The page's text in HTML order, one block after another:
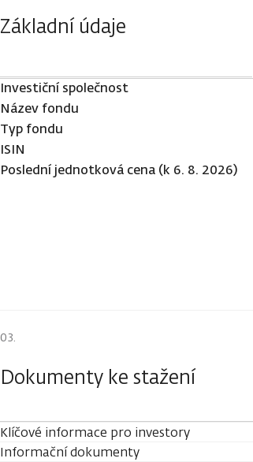
Základní údaje
Investiční společnost
Název fondu
Typ fondu
ISIN
Poslední jednotková cena (k 6. 8. 2026)
Dokumenty ke stažení
Klíčové informace pro investory
Informační dokumenty